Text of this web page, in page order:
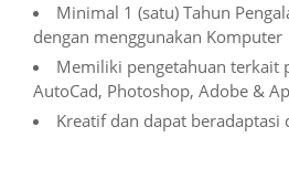
Minimal 1 (satu) Tahun
dengan menggunakan Komputer
Memiliki pengetahuan terkait
AutoCad, Photoshop, Adobe &
Kreatif dan dapat beradaptasi